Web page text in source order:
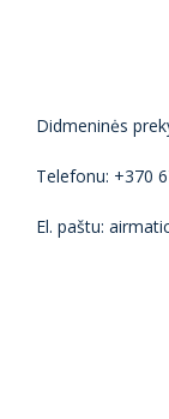
Didmeninės
Telefonu: +370
El. paštu: